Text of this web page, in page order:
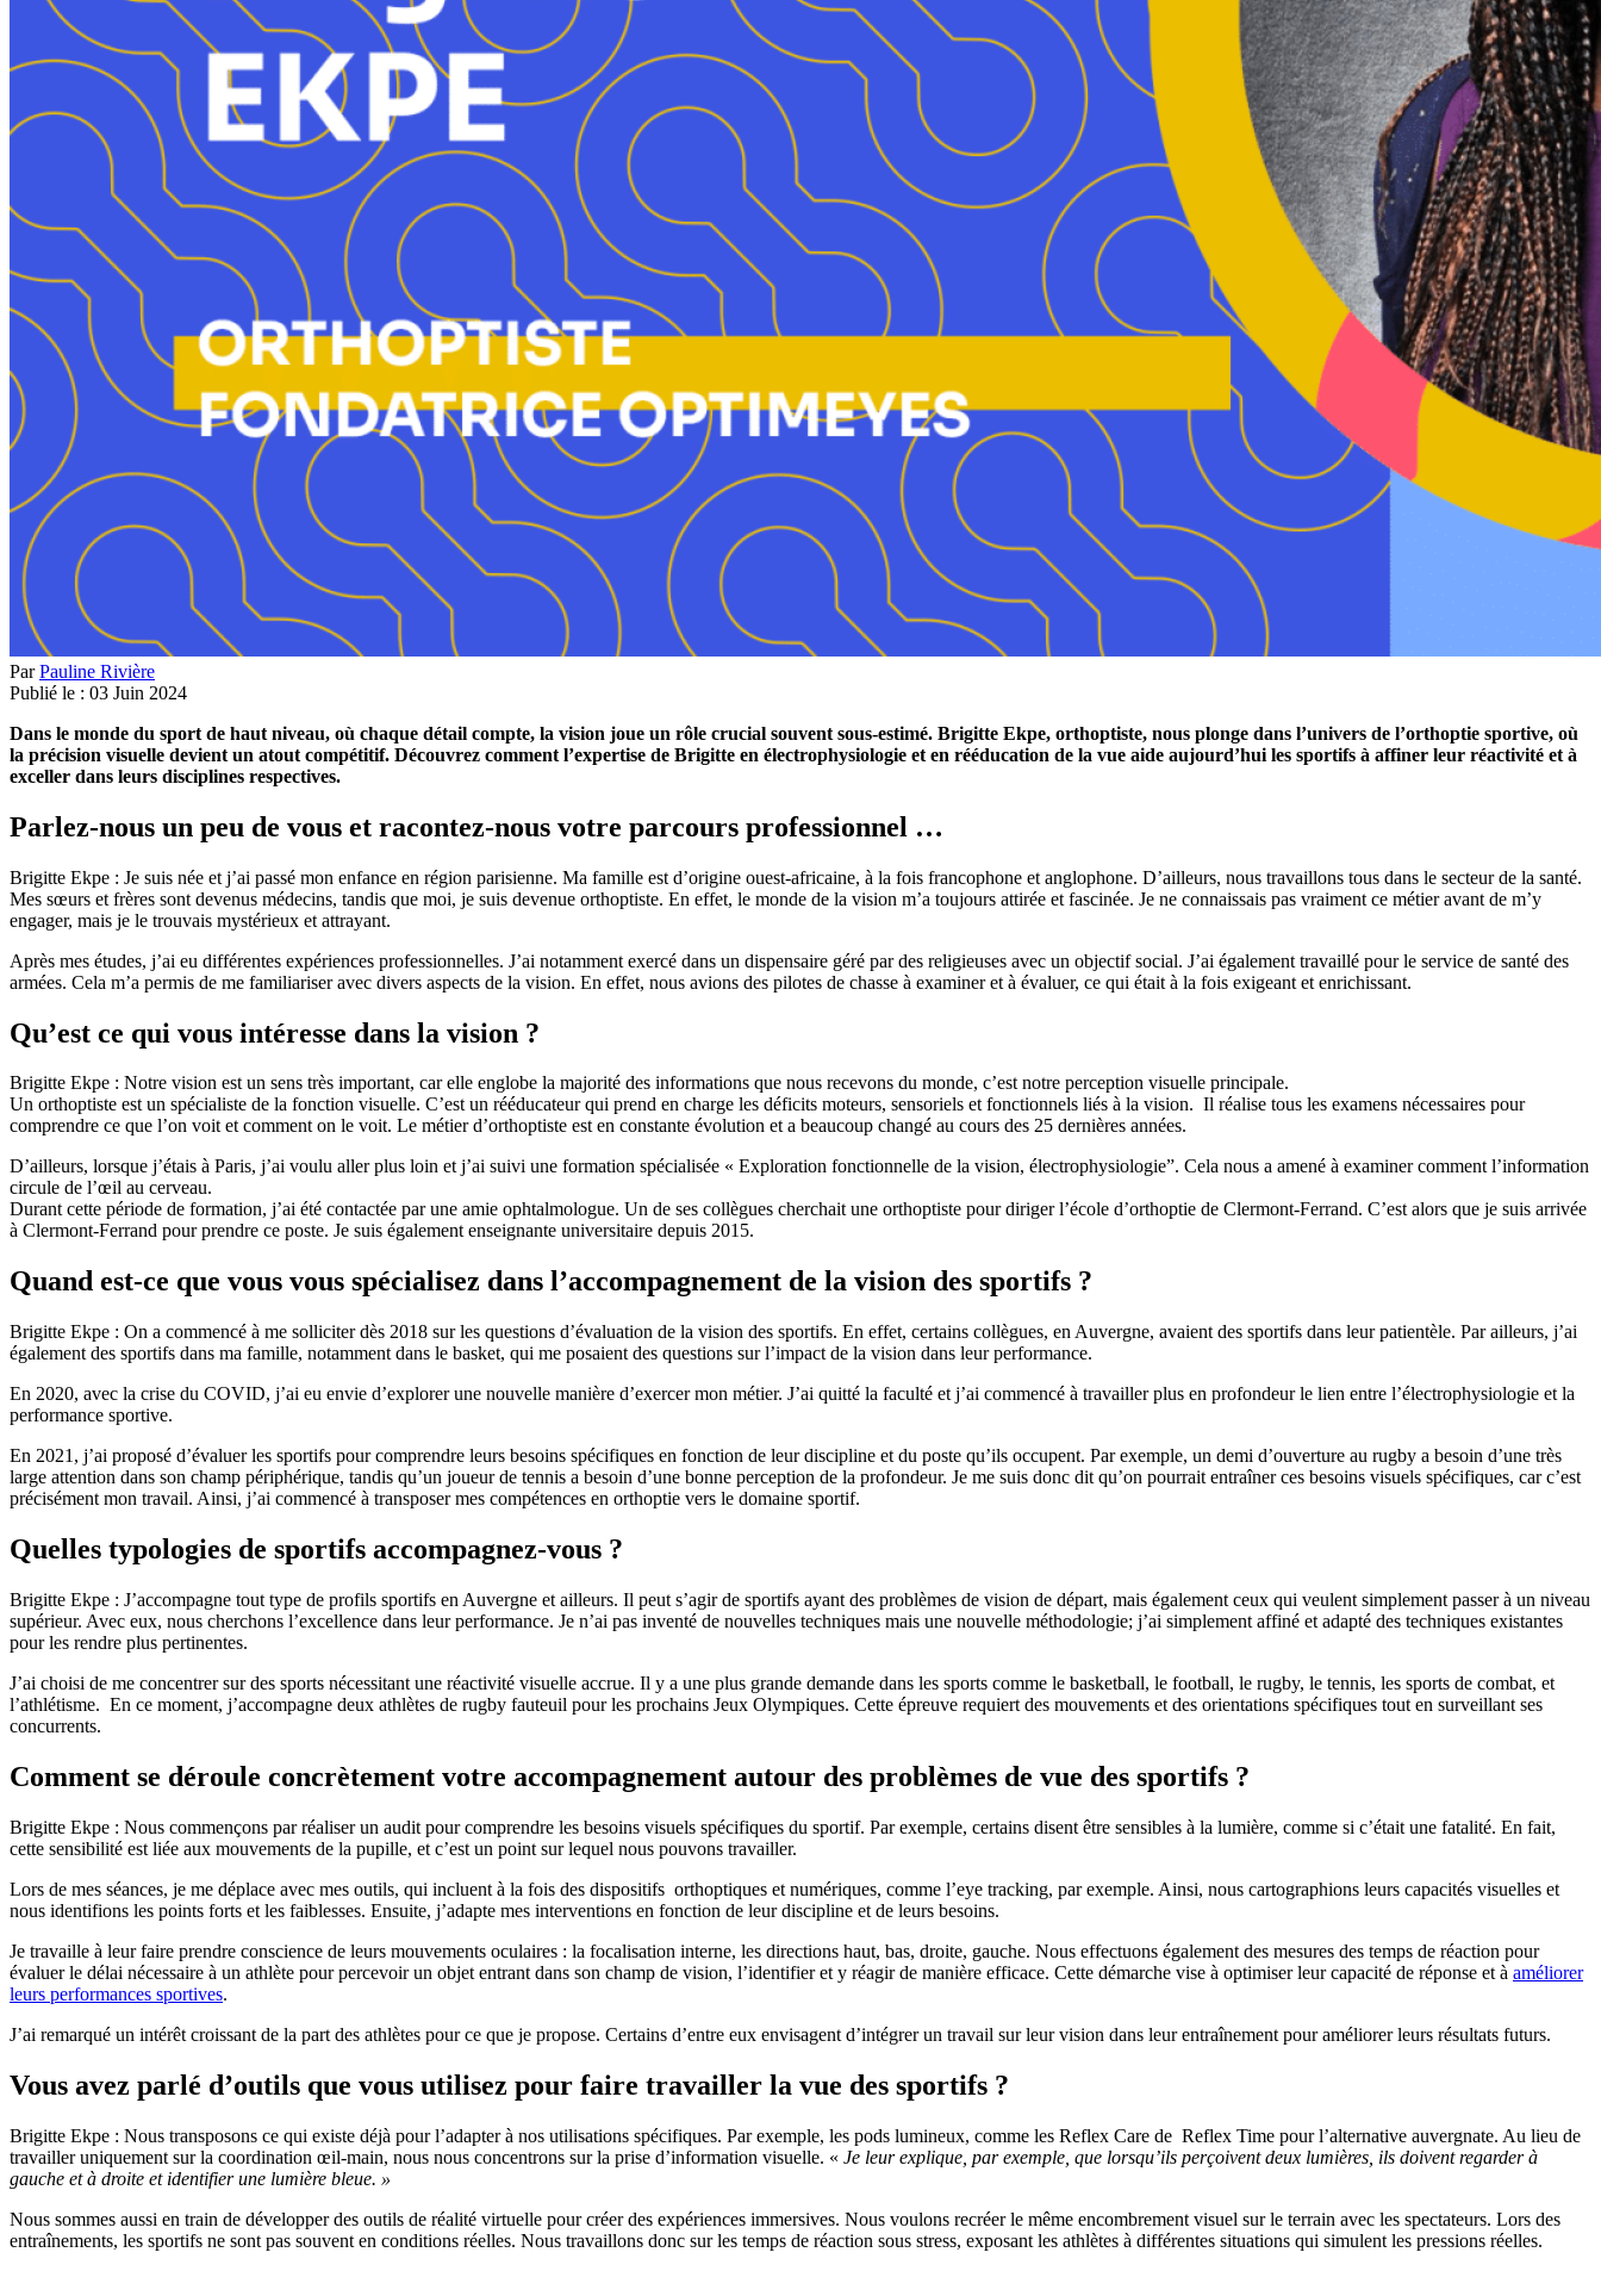
ParPauline Rivière
Publié le : 03 Juin 2024
Dans le monde du sport de haut niveau, où chaque détail compte, la vision joue un rôle crucial souvent sous-estimé. Brigitte Ekpe, orthoptiste, nous plonge dans l’univers de l’orthoptie sportive, où
la précision visuelle devient un atout compétitif. Découvrez comment l’expertise de Brigitte en électrophysiologie et en rééducation de la vue aide aujourd’hui les sportifs à affiner leur réactivité et à
exceller dans leurs disciplines respectives.
Parlez-nous un peu de vous et racontez-nous votre parcours professionnel …
Brigitte Ekpe : Je suis née et j’ai passé mon enfance en région parisienne. Ma famille est d’origine ouest-africaine, à la fois francophone et anglophone. D’ailleurs, nous travaillons tous dans le secteur de la santé.
Mes sœurs et frères sont devenus médecins, tandis que moi, je suis devenue orthoptiste. En effet, le monde de la vision m’a toujours attirée et fascinée. Je ne connaissais pas vraiment ce métier avant de m’y
engager, mais je le trouvais mystérieux et attrayant.
Après mes études, j’ai eu différentes expériences professionnelles. J’ai notamment exercé dans un dispensaire géré par des religieuses avec un objectif social. J’ai également travaillé pour le service de santé des
armées. Cela m’a permis de me familiariser avec divers aspects de la vision. En effet, nous avions des pilotes de chasse à examiner et à évaluer, ce qui était à la fois exigeant et enrichissant.
Qu’est ce qui vous intéresse dans la vision ?
Brigitte Ekpe : Notre vision est un sens très important, car elle englobe la majorité des informations que nous recevons du monde, c’est notre perception visuelle principale.
Un orthoptiste est un spécialiste de la fonction visuelle. C’est un rééducateur qui prend en charge les déficits moteurs, sensoriels et fonctionnels liés à la vision. Il réalise tous les examens nécessaires pour
comprendre ce que l’on voit et comment on le voit. Le métier d’orthoptiste est en constante évolution et a beaucoup changé au cours des 25 dernières années.
D’ailleurs, lorsque j’étais à Paris, j’ai voulu aller plus loin et j’ai suivi une formation spécialisée « Exploration fonctionnelle de la vision, électrophysiologie”. Cela nous a amené à examiner comment l’information
circule de l’œil au cerveau.
Durant cette période de formation, j’ai été contactée par une amie ophtalmologue. Un de ses collègues cherchait une orthoptiste pour diriger l’école d’orthoptie de Clermont-Ferrand. C’est alors que je suis arrivée
à Clermont-Ferrand pour prendre ce poste. Je suis également enseignante universitaire depuis 2015.
Quand est-ce que vous vous spécialisez dans l’accompagnement de la vision des sportifs ?
Brigitte Ekpe : On a commencé à me solliciter dès 2018 sur les questions d’évaluation de la vision des sportifs. En effet, certains collègues, en Auvergne, avaient des sportifs dans leur patientèle. Par ailleurs, j’ai
également des sportifs dans ma famille, notamment dans le basket, qui me posaient des questions sur l’impact de la vision dans leur performance.
En 2020, avec la crise du COVID, j’ai eu envie d’explorer une nouvelle manière d’exercer mon métier. J’ai quitté la faculté et j’ai commencé à travailler plus en profondeur le lien entre l’électrophysiologie et la
performance sportive.
En 2021, j’ai proposé d’évaluer les sportifs pour comprendre leurs besoins spécifiques en fonction de leur discipline et du poste qu’ils occupent. Par exemple, un demi d’ouverture au rugby a besoin d’une très
large attention dans son champ périphérique, tandis qu’un joueur de tennis a besoin d’une bonne perception de la profondeur. Je me suis donc dit qu’on pourrait entraîner ces besoins visuels spécifiques, car c’est
précisément mon travail. Ainsi, j’ai commencé à transposer mes compétences en orthoptie vers le domaine sportif.
Quelles typologies de sportifs accompagnez-vous ?
Brigitte Ekpe : J’accompagne tout type de profils sportifs en Auvergne et ailleurs. Il peut s’agir de sportifs ayant des problèmes de vision de départ, mais également ceux qui veulent simplement passer à un niveau
supérieur. Avec eux, nous cherchons l’excellence dans leur performance. Je n’ai pas inventé de nouvelles techniques mais une nouvelle méthodologie; j’ai simplement affiné et adapté des techniques existantes
pour les rendre plus pertinentes.
J’ai choisi de me concentrer sur des sports nécessitant une réactivité visuelle accrue. Il y a une plus grande demande dans les sports comme le basketball, le football, le rugby, le tennis, les sports de combat, et
l’athlétisme. En ce moment, j’accompagne deux athlètes de rugby fauteuil pour les prochains Jeux Olympiques. Cette épreuve requiert des mouvements et des orientations spécifiques tout en surveillant ses
concurrents.
Comment se déroule concrètement votre accompagnement autour des problèmes de vue des sportifs ?
Brigitte Ekpe : Nous commençons par réaliser un audit pour comprendre les besoins visuels spécifiques du sportif. Par exemple, certains disent être sensibles à la lumière, comme si c’était une fatalité. En fait,
cette sensibilité est liée aux mouvements de la pupille, et c’est un point sur lequel nous pouvons travailler.
Lors de mes séances, je me déplace avec mes outils, qui incluent à la fois des dispositifs orthoptiques et numériques, comme l’eye tracking, par exemple. Ainsi, nous cartographions leurs capacités visuelles et
nous identifions les points forts et les faiblesses. Ensuite, j’adapte mes interventions en fonction de leur discipline et de leurs besoins.
Je travaille à leur faire prendre conscience de leurs mouvements oculaires : la focalisation interne, les directions haut, bas, droite, gauche. Nous effectuons également des mesures des temps de réaction pour
évaluer le délai nécessaire à un athlète pour percevoir un objet entrant dans son champ de vision, l’identifier et y réagir de manière efficace. Cette démarche vise à optimiser leur capacité de réponse et à améliorer
leurs performances sportives.
J’ai remarqué un intérêt croissant de la part des athlètes pour ce que je propose. Certains d’entre eux envisagent d’intégrer un travail sur leur vision dans leur entraînement pour améliorer leurs résultats futurs.
Vous avez parlé d’outils que vous utilisez pour faire travailler la vue des sportifs ?
Brigitte Ekpe : Nous transposons ce qui existe déjà pour l’adapter à nos utilisations spécifiques. Par exemple, les pods lumineux, comme les Reflex Care de Reflex Time pour l’alternative auvergnate. Au lieu de
travailler uniquement sur la coordination œil-main, nous nous concentrons sur la prise d’information visuelle. « Je leur explique, par exemple, que lorsqu’ils perçoivent deux lumières, ils doivent regarder à
gauche et à droite et identifier une lumière bleue. »
Nous sommes aussi en train de développer des outils de réalité virtuelle pour créer des expériences immersives. Nous voulons recréer le même encombrement visuel sur le terrain avec les spectateurs. Lors des
entraînements, les sportifs ne sont pas souvent en conditions réelles. Nous travaillons donc sur les temps de réaction sous stress, exposant les athlètes à différentes situations qui simulent les pressions réelles.